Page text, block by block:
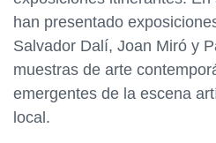
han presentado
Salvador Dalí, Joan Miró y
muestras de arte
emergentes de la escena
local.